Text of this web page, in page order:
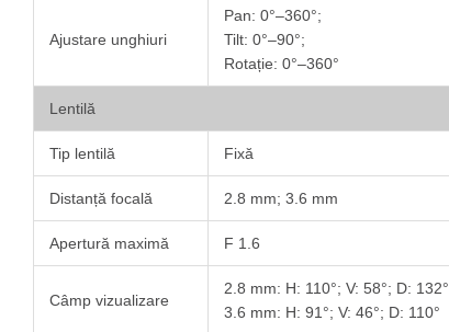
Ajustare unghiuri
Pan: 0°–360°;
Tilt: 0°–90°;
Rotație: 0°–360°
Lentilă
Tip lentilă Fixă
Distanță focală 2.8 mm; 3.6 mm
Apertură maximă F 1.6
Câmp vizualizare
2.8 mm: H: 110°; V: 58°; D: 132°
3.6 mm: H: 91°; V: 46°; D: 110°